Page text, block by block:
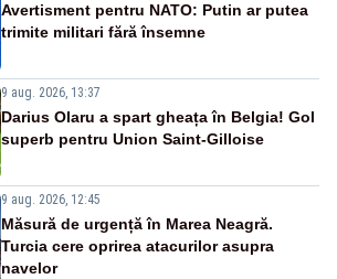
Avertisment pentru NATO: Putin ar putea
trimite militari fără însemne
9 aug. 2026, 13:37
Darius Olaru a spart gheața în Belgia! Gol
superb pentru Union Saint-Gilloise
9 aug. 2026, 12:45
Măsură de urgență în Marea Neagră.
Turcia cere oprirea atacurilor asupra
navelor